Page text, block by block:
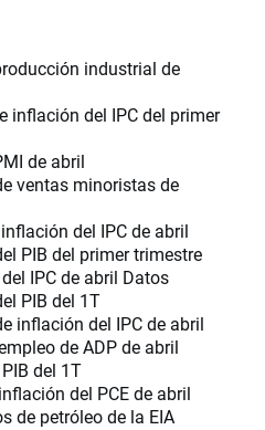
industrial de
inflación del IPC del primer
de abril
ventas minoristas de
del IPC de abril
PIB del primer trimestre
IPC de abril Datos
PIB del 1T
inflación del IPC de abril
de ADP de abril
del 1T
del PCE de abril
de petróleo de la EIA